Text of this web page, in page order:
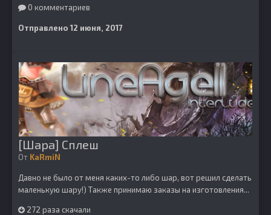
0 комментариев
Отправлено12 июня, 2017
[Шара] Сплеш
От KaRmiN
Давно не было от меня каких-то либо шар, вот решил сделать
маленькую шару!) Также принимаю заказы на изготовления...
272 раза скачали